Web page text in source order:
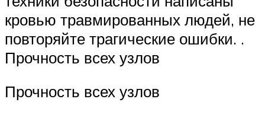
кровью травмированных людей, не
повторяйте трагические ошибки. .
Прочность всех узлов
Прочность всех узлов